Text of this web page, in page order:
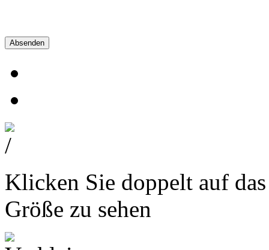
Absenden
Klicken Sie doppelt auf
Größe zu sehen